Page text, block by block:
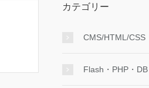
カテゴリー
CMS/HTML/CSS
Flash・PHP・